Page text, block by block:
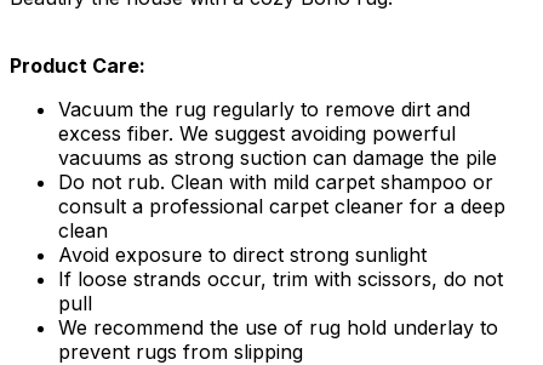
Product Care:
Vacuum the rug regularly to remove dirt and
excess fiber. We suggest avoiding powerful
vacuums as strong suction can damage the pile
Do not rub. Clean with mild carpet shampoo or
consult a professional carpet cleaner for a deep
clean
Avoid exposure to direct strong sunlight
If loose strands occur, trim with scissors, do not
pull
We recommend the use of rug hold underlay to
prevent rugs from slipping